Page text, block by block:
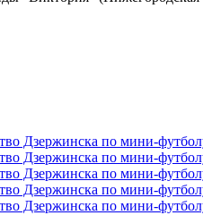
Дзержинска по мини-
Дзержинска по мини-
Дзержинска по мини-
Дзержинска по мини-
Дзержинска по мини-